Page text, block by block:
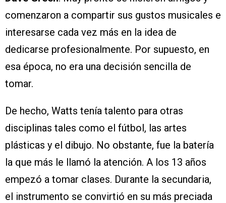
comenzaron a compartir sus gustos musicales e
interesarse cada vez más en la idea de
dedicarse profesionalmente. Por supuesto, en
esa época, no era una decisión sencilla de
tomar.
De hecho, Watts tenía talento para otras
disciplinas tales como el fútbol, las artes
plásticas y el dibujo. No obstante, fue la batería
la que más le llamó la atención. A los 13 años
empezó a tomar clases. Durante la secundaria,
el instrumento se convirtió en su más preciada